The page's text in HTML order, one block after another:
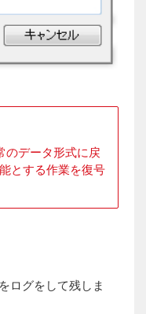
のデータ形式に戻
とする作業を復号
ログをして残しま